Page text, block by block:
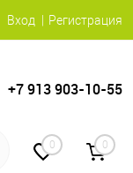
Вход Регистрация
+7 913 903-10-55
0 0